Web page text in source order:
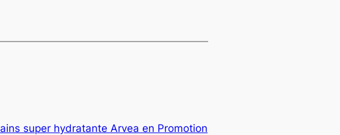
super hydratante Arvea en Promotion